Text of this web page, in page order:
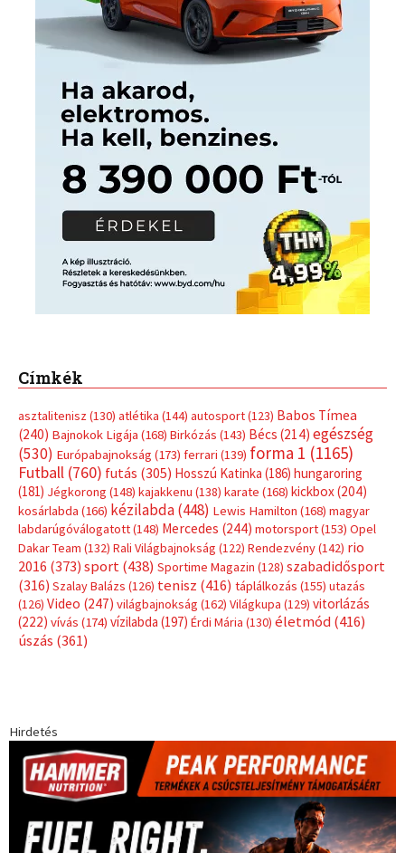
Címkék
asztalitenisz (130) atlétika (144) autosport(123) Babos Tímea
(240) Bajnokok Ligája (168) Birkózás (143) Bécs (214) egészség
(530) Európabajnokság (173) ferrari (139) forma 1 (1165)
Futball (760) futás (305) Hosszú Katinka (186) hungaroring
(181) Jégkorong (148) kajakkenu (138) karate (168) kickbox(204)
kosárlabda (166) kézilabda(448) Lewis Hamilton (168) magyar
labdarúgóválogatott(148) Mercedes (244) motorsport(153) Opel
Dakar Team (132) Rali Világbajnokság (122) Rendezvény(142) rio
2016 (373) sport(438) Sportime Magazin (128) szabadidősport
(316) Szalay Balázs (126) tenisz (416) táplálkozás (155) utazás
(126) Video (247) világbajnokság (162) Világkupa (129) vitorlázás
(222) vívás (174) vízilabda (197) Érdi Mária (130) életmód(416)
úszás (361)
Hirdetés